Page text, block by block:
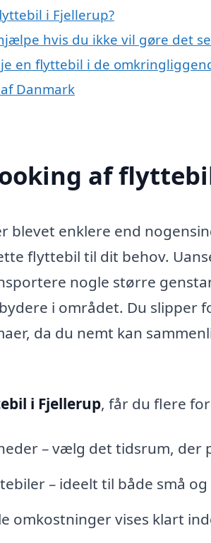
i Fjellerup?
hvis du ikke vil gøre det
en flyttebil i de
Danmark
af
blevet enklere end
flyttebil til dit behov.
nogle større
i området. Du slipper
da du nemt kan
i Fjellerup, får du flere
– vælg det tidsrum, der
– ideelt til både små
omkostninger vises klart